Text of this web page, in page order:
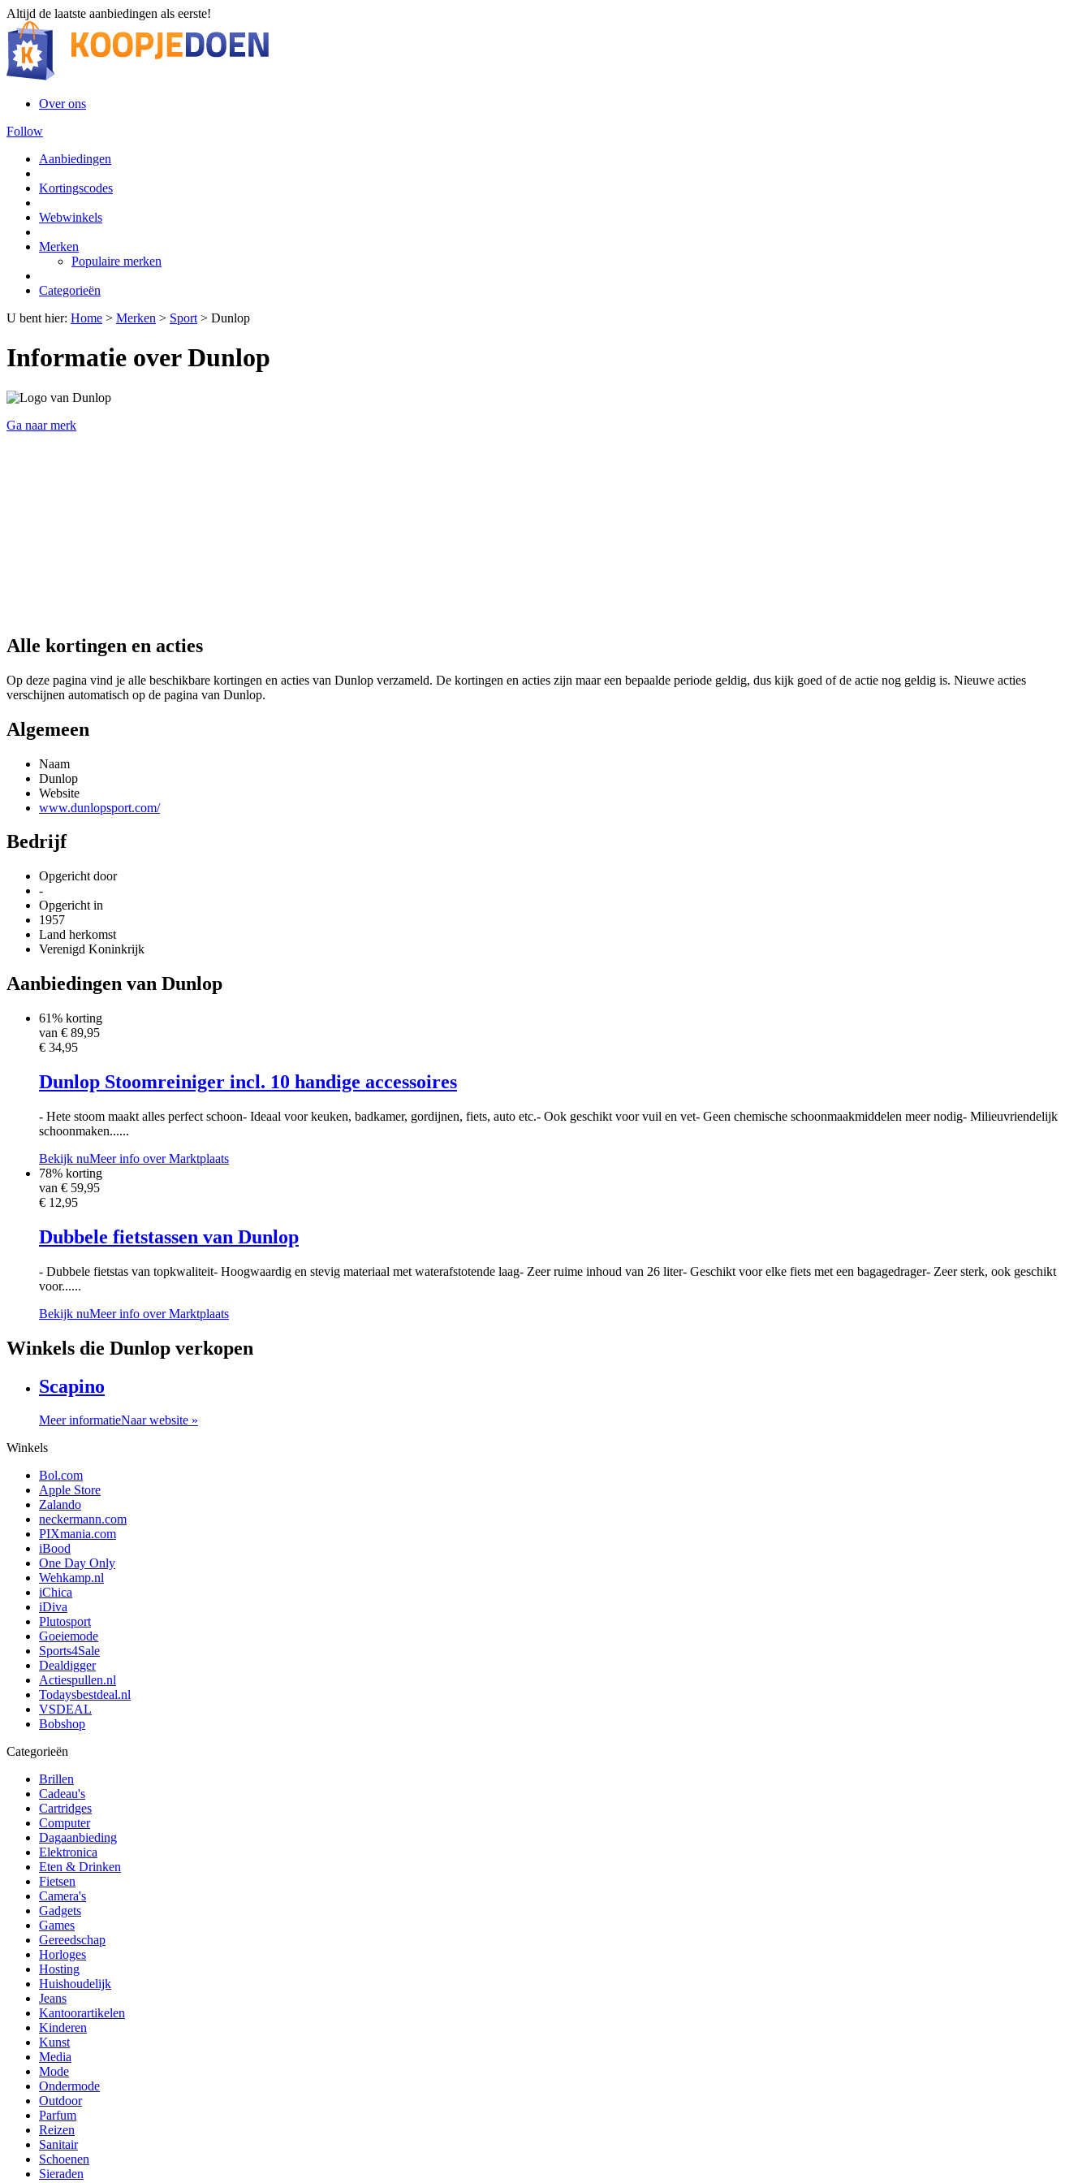
Altijd de laatste aanbiedingen als eerste!
Over ons
Follow
Aanbiedingen
Kortingscodes
Webwinkels
Merken
Populaire merken
Categorieën
U bent hier: Home > Merken > Sport > Dunlop
Informatie over Dunlop
Ga naar merk
Alle kortingen en acties
Op deze pagina vind je alle beschikbare kortingen en acties van Dunlop verzameld. De kortingen en acties zijn maar een bepaalde periode geldig, dus kijk goed of de actie nog geldig is. Nieuwe acties
verschijnen automatisch op de pagina van Dunlop.
Algemeen
Naam
Dunlop
Website
www.dunlopsport.com/
Bedrijf
Opgericht door
-
Opgericht in
1957
Land herkomst
Verenigd Koninkrijk
Aanbiedingen van Dunlop
61% korting
van € 89,95
€ 34,95
Dunlop Stoomreiniger incl. 10 handige accessoires
- Hete stoom maakt alles perfect schoon- Ideaal voor keuken, badkamer, gordijnen, fiets, auto etc.- Ook geschikt voor vuil en vet- Geen chemische schoonmaakmiddelen meer nodig- Milieuvriendelijk
schoonmaken......
Bekijk nuMeer info over Marktplaats
78% korting
van € 59,95
€ 12,95
Dubbele fietstassen van Dunlop
- Dubbele fietstas van topkwaliteit- Hoogwaardig en stevig materiaal met waterafstotende laag- Zeer ruime inhoud van 26 liter- Geschikt voor elke fiets met een bagagedrager- Zeer sterk, ook geschikt
voor......
Bekijk nuMeer info over Marktplaats
Winkels die Dunlop verkopen
Scapino
Meer informatieNaar website »
Winkels
Bol.com
Apple Store
Zalando
neckermann.com
PIXmania.com
iBood
One Day Only
Wehkamp.nl
iChica
iDiva
Plutosport
Goeiemode
Sports4Sale
Dealdigger
Actiespullen.nl
Todaysbestdeal.nl
VSDEAL
Bobshop
Categorieën
Brillen
Cadeau's
Cartridges
Computer
Dagaanbieding
Elektronica
Eten & Drinken
Fietsen
Camera's
Gadgets
Games
Gereedschap
Horloges
Hosting
Huishoudelijk
Jeans
Kantoorartikelen
Kinderen
Kunst
Media
Mode
Ondermode
Outdoor
Parfum
Reizen
Sanitair
Schoenen
Sieraden